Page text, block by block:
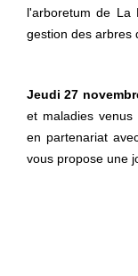
l'arboretum de La
gestion des arbres
Jeudi 27
et maladies
en partenariat
vous propose une